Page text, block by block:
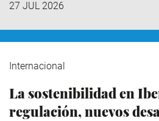
27 JUL 2026
Internacional
La sostenibilidad en
regulación, nuevos